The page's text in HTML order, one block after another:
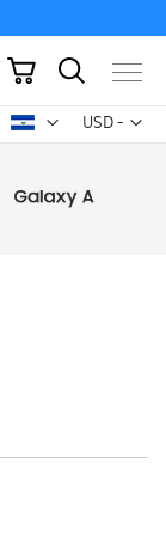
USD -
dólar
Mi carrito